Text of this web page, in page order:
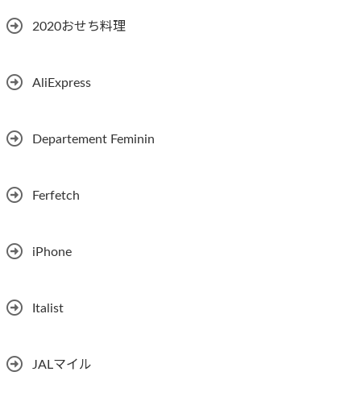
2020おせち料理
AliExpress
Departement Feminin
Ferfetch
iPhone
Italist
JALマイル